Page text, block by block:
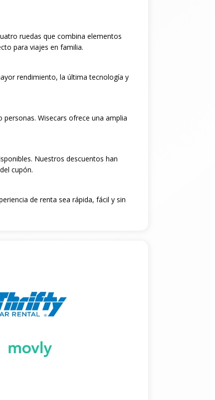
ruedas que combina elementos
para viajes en familia.
rendimiento, la última tecnología y
Wisecars ofrece una amplia
Nuestros descuentos han
cupón.
de renta sea rápida, fácil y sin